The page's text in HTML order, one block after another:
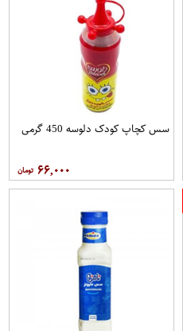
سس کچاپ کودک دلوسه 450 گرمی
۶۶,۰۰۰